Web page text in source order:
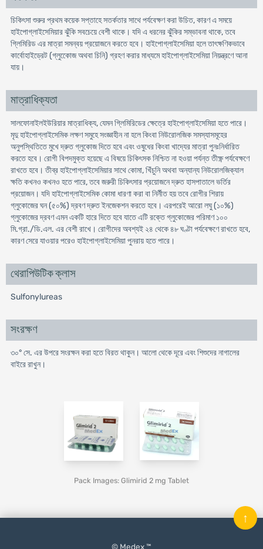
চিকিৎসা শুরুর প্রথম কয়েক সপ্তাহে সতর্কতার সাথে পর্যবেক্ষণ করা উচিত, কারণ এ সময়ে
হাইপোগ্লাইসেমিয়ার ঝুঁকি সবচেয়ে বেশী থাকে। যদি এ ধরনের ঝুঁকির সম্ভাবনা থাকে, তবে
গ্লিমিরিড এর মাত্রা সমন্বয় প্রয়োজনে করতে হবে। হাইপোগ্লাইসেমিয়া হলে তাৎক্ষণিকভাবে
কার্বোহাইড্রেট (গ্লুকোেজ অথবা চিনি) গ্রহণ করার মাধ্যমে হাইপোগ্লাইসেমিয়া নিয়ন্ত্রণে আনা
যায়।
মাত্রাধিক্যতা
সালফোনাইলইউরিয়ার মাত্রাধিক্য, যেমন গ্লিমিরিডের ক্ষেত্রে হাইপোগ্লাইসেমিয়া হতে পারে।
মৃদু হাইপোগ্লাইসেমিক লক্ষণ সমুহে সংজ্ঞাহীন না হলে কিংবা নিউরোলজিক সমস্যাসমূহের
অনুপস্থিতিতে মুখে দ্রুত গ্লুকোজ দিতে হবে এবং ওষুধের কিংবা খাদ্যের মাত্রা পুনঃনির্ধারিত
করতে হবে। রোগী বিপদমুক্ত হয়েছে এ বিষয়ে চিকিৎসক নিশ্চিত না হওয়া পর্যন্ত তীক্ষ্ণ পর্যবেক্ষণে
রাখতে হবে। তীব্র হাইপোগ্লাইসেমিয়ার সাথে কোমা, খিঁচুনি অথবা অন্যান্য নিউরোলজিক্যাল
ক্ষতি কখনও কখনও হতে পারে, তবে জরুরী চিকিৎসার প্রয়োজনে দ্রুত হাসপাতালে ভর্তির
প্রয়োজন। যদি হাইপোগ্লাইসেমিক কোমা ধারণা করা বা নির্নীত হয় তবে রোগীর শিরায়
গ্লুকোজের ঘন (৫০%) দ্রবণ দ্রুত ইনজেকশন করতে হবে। এরপরেই আরো লঘু (১০%)
গ্লুকোজের দ্রবণ এমন একটি হারে দিতে হবে যাতে এটি রক্তে গ্লুকোজের পরিমাণ ১০০
মি.গ্রা./ডি.এল. এর বেশী রাখে। রোগীদের অবশ্যই ২৪ থেকে ৪৮ ঘণ্টা পর্যবেক্ষণে রাখতে হবে,
কারণ সেরে যাওয়ার পরেও হাইপোগ্লাইসেমিয়া পুনরায় হতে পারে।
থেরাপিউটিক ক্লাস
Sulfonylureas
সংরক্ষণ
৩০° সে. এর উপরে সংরক্ষন করা হতে বিরত থাকুন। আলো থেকে দূরে এবং শিশুদের নাগালের
বাইরে রাখুন।
Pack Images: Glimirid 2 mg Tablet
© Medex ™
↑